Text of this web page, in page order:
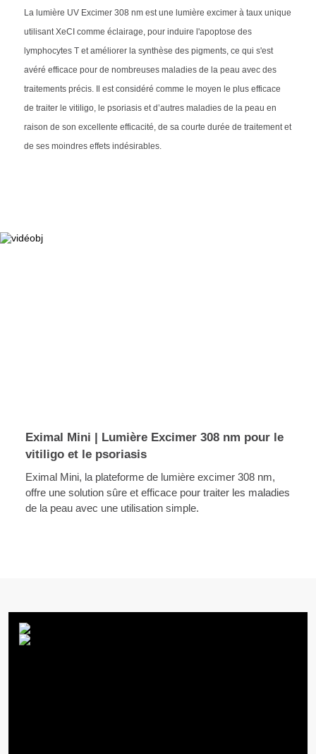
La lumière UV Excimer 308 nm est une lumière excimer à taux unique
utilisant XeCI comme éclairage, pour induire l'apoptose des
lymphocytes T et améliorer la synthèse des pigments, ce qui s'est
avéré efficace pour de nombreuses maladies de la peau avec des
traitements précis. Il est considéré comme le moyen le plus efficace
de traiter le vitiligo, le psoriasis et d’autres maladies de la peau en
raison de son excellente efficacité, de sa courte durée de traitement et
de ses moindres effets indésirables.
Eximal Mini | Lumière Excimer 308 nm pour le
vitiligo et le psoriasis
Eximal Mini, la plateforme de lumière excimer 308 nm,
offre une solution sûre et efficace pour traiter les maladies
de la peau avec une utilisation simple.